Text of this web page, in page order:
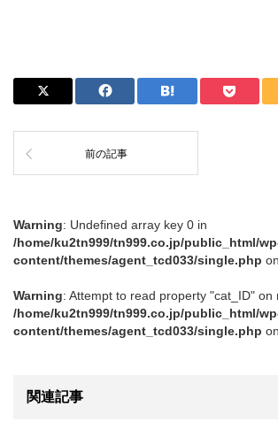
前の記事
Warning: Undefined array key 0 in
/home/ku2tn999/tn999.co.jp/public_html/
content/themes/agent_tcd033/single.php
Warning: Attempt to read property "cat_ID" on
/home/ku2tn999/tn999.co.jp/public_html/
content/themes/agent_tcd033/single.php
関連記事